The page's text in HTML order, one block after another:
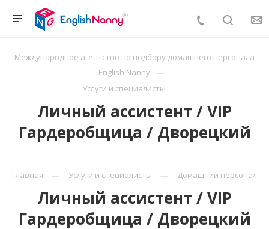
Международное агентство по подбору домашнего персонала
English Nanny
Услуги и специалисты
Личный ассистент / VIP
Гардеробщица / Дворецкий
Главная Услуги и специалисты Домашний персонал
Личный ассистент / VIP
Гардеробщица / Дворецкий